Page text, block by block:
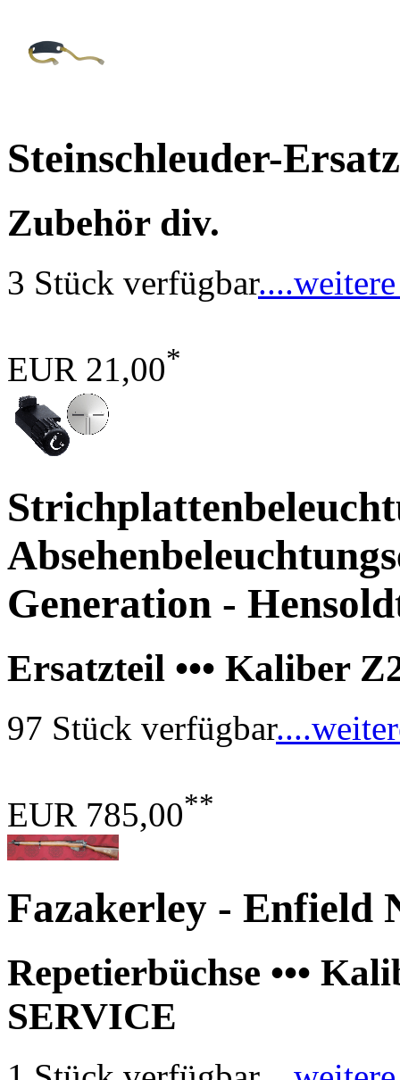
Steinschleuder-
Zubehör div.
3 Stück verfügbar
EUR 21,00*
Generation -
Ersatzteil ••• Kaliber
97 Stück verfügbar
EUR 785,00**
Fazakerley - Enfield
Repetierbüchse •••
SERVICE